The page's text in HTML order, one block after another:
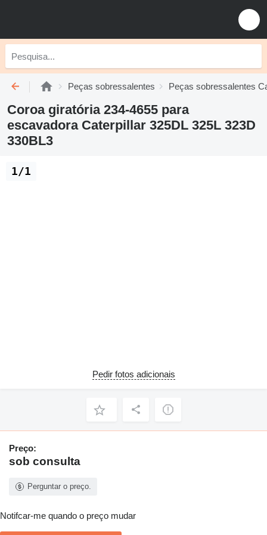
Peças sobressalentes Peças sobressalentes
Coroa giratória 234-4655 para
escavadora Caterpillar 325DL 325L 323D
330BL3
1/1
Pedir fotos adicionais
Preço:
sob consulta
Perguntar o preço.
Notifcar-me quando o preço mudar